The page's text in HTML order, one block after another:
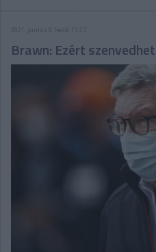
2021. június 8. kedd, 11:27
Brawn: Ezért